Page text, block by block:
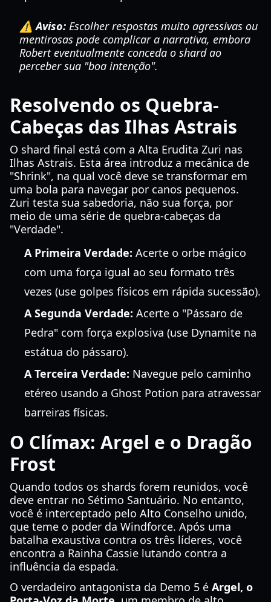
⚠️ Aviso: Escolher respostas muito agressivas ou
mentirosas pode complicar a narrativa, embora
Robert eventualmente conceda o shard ao
perceber sua "boa intenção".
Resolvendo os Quebra-
Cabeças das Ilhas Astrais
O shard final está com a Alta Erudita Zuri nas
Ilhas Astrais. Esta área introduz a mecânica de
"Shrink", na qual você deve se transformar em
uma bola para navegar por canos pequenos.
Zuri testa sua sabedoria, não sua força, por
meio de uma série de quebra-cabeças da
"Verdade".
A Primeira Verdade: Acerte o orbe mágico
com uma força igual ao seu formato três
vezes (use golpes físicos em rápida sucessão).
A Segunda Verdade: Acerte o "Pássaro de
Pedra" com força explosiva (use Dynamite na
estátua do pássaro).
A Terceira Verdade: Navegue pelo caminho
etéreo usando a Ghost Potion para atravessar
barreiras físicas.
O Clímax: Argel e o Dragão
Frost
Quando todos os shards forem reunidos, você
deve entrar no Sétimo Santuário. No entanto,
você é interceptado pelo Alto Conselho unido,
que teme o poder da Windforce. Após uma
batalha exaustiva contra os três líderes, você
encontra a Rainha Cassie lutando contra a
influência da espada.
O verdadeiro antagonista da Demo 5 é Argel, o